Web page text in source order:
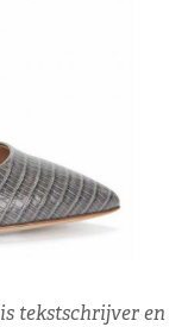
is tekstschrijver en